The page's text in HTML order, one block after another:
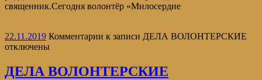
священник.Сегодня волонтёр «Милосердие
22.11.2019 Комментарии к записи ДЕЛА ВОЛОНТЕРСКИЕ
отключены
ДЕЛА ВОЛОНТЕРСКИЕ